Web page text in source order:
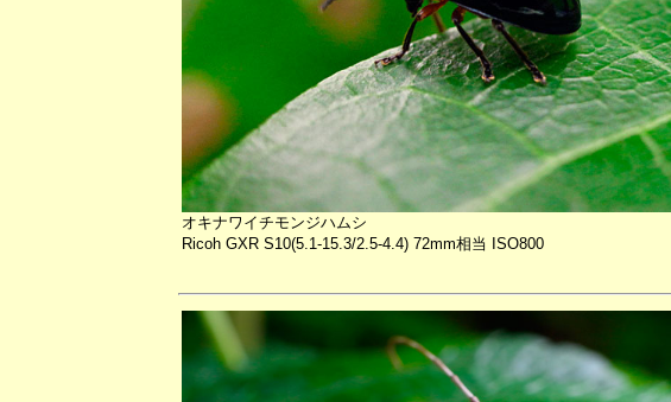
オキナワイチモンジハムシ
Ricoh GXR S10(5.1-15.3/2.5-4.4) 72mm相当 ISO800